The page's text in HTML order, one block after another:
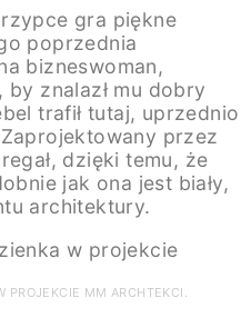
gra piękne
poprzednia
bizneswoman,
by znalazł mu dobry
trafił tutaj, uprzednio
przez
dzięki temu, że
jak ona jest biały,
architektury.
PROJEKCIE MM ARCHTEKCI.